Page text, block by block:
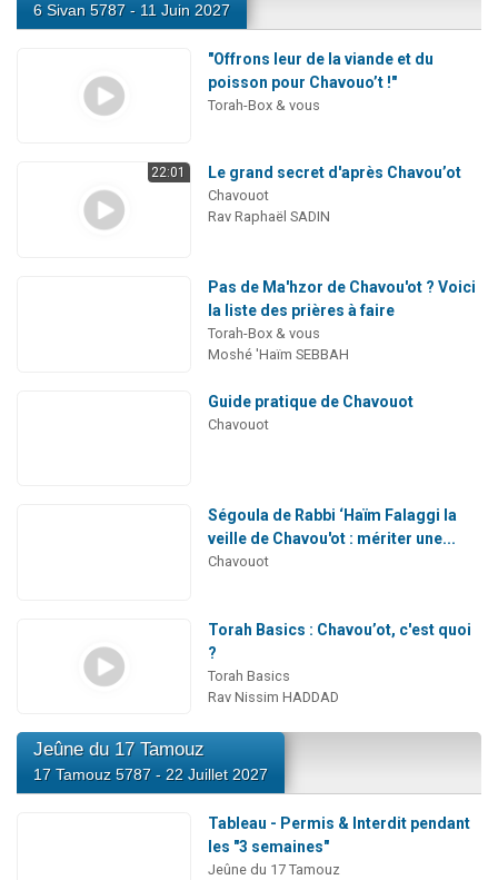
6 Sivan 5787 - 11 Juin 2027
"Offrons leur de la viande et du
poisson pour Chavouo’t !"
Torah-Box & vous
22:01 Le grand secret d'après Chavou’ot
Chavouot
Rav Raphaël SADIN
Pas de Ma'hzor de Chavou'ot ? Voici
la liste des prières à faire
Torah-Box & vous
Moshé 'Haïm SEBBAH
Guide pratique de Chavouot
Chavouot
Ségoula de Rabbi ‘Haïm Falaggi la
veille de Chavou'ot : mériter une...
Chavouot
Torah Basics : Chavou’ot, c'est quoi
?
Torah Basics
Rav Nissim HADDAD
Jeûne du 17 Tamouz
17 Tamouz 5787 - 22 Juillet 2027
Tableau - Permis & Interdit pendant
les "3 semaines"
Jeûne du 17 Tamouz